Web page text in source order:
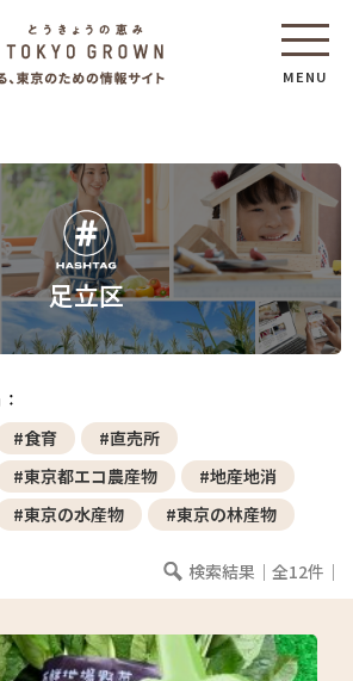
MENU
足立区
#食育
#直売所
#東京都エコ農産物
#地産地消
#東京の水産物 #東京の林産物
検索結果｜全12件｜